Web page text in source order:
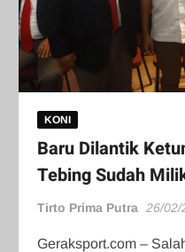
KONI
Baru Dilantik
Tebing Sudah
Tirto Prima Putra 26/02/
Geraksport.com –